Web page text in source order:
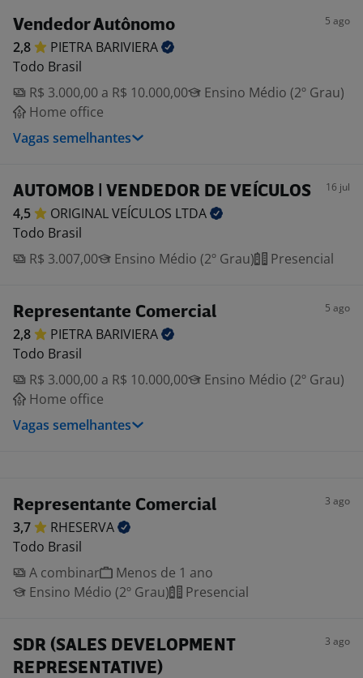
Vendedor Autônomo 5 ago
2,8 PIETRA BARIVIERA
Todo Brasil
R$ 3.000,00 a R$ 10.000,00
Ensino Médio (2º Grau)
Home office
Vagas semelhantes
AUTOMOB | VENDEDOR DE VEÍCULOS 16 jul
4,5 ORIGINAL VEÍCULOS LTDA
Todo Brasil
R$ 3.007,00
Ensino Médio (2º Grau) Presencial
Representante Comercial 5 ago
2,8 PIETRA BARIVIERA
Todo Brasil
R$ 3.000,00 a R$ 10.000,00
Ensino Médio (2º Grau)
Home office
Vagas semelhantes
Representante Comercial 3 ago
3,7
RHESERVA
Todo Brasil
A combinar
Menos de 1 ano
Ensino Médio (2º Grau)
Presencial
SDR (SALES DEVELOPMENT
REPRESENTATIVE)
3 ago